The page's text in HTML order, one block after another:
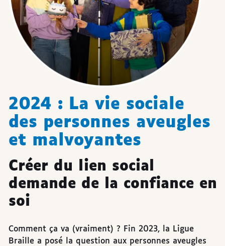
2024 : La vie sociale
des personnes aveugles
et malvoyantes
Créer du lien social
demande de la confiance en
soi
Comment ça va (vraiment) ? Fin 2023, la Ligue
Braille a posé la question aux personnes aveugles